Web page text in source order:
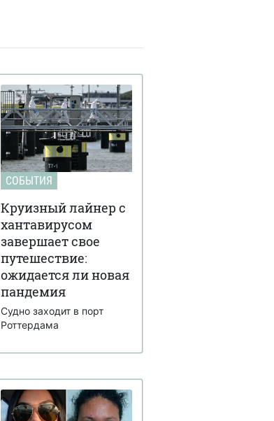
СОБЫТИЯ
Круизный лайнер с
хантавирусом
завершает свое
путешествие:
ожидается ли новая
пандемия
Судно заходит в порт
Роттердама